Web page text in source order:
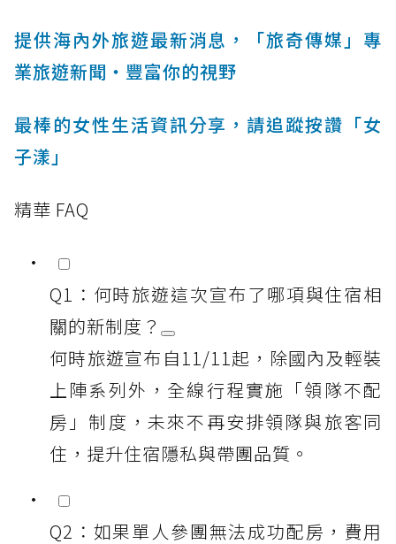
提供海內外旅遊最新消息，「旅奇傳媒」專
業旅遊新聞‧豐富你的視野
最棒的女性生活資訊分享，請追蹤按讚「女
子漾」
精華 FAQ
Q1：何時旅遊這次宣布了哪項與住宿相
關的新制度？
何時旅遊宣布自11/11起，除國內及輕裝
上陣系列外，全線行程實施「領隊不配
房」制度，未來不再安排領隊與旅客同
住，提升住宿隱私與帶團品質。
Q2：如果單人參團無法成功配房，費用